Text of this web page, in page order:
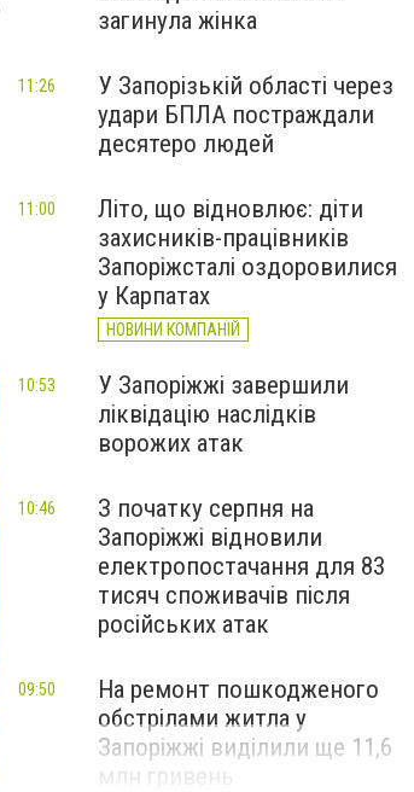
загинула жінка
У Запорізькій області через
удари БПЛА постраждали
десятеро людей
11:26
Літо, що відновлює: діти
захисників-працівників
Запоріжсталі оздоровилися
у Карпатах
НОВИНИ КОМПАНІЙ
11:00
У Запоріжжі завершили
ліквідацію наслідків
ворожих атак
10:53
З початку серпня на
Запоріжжі відновили
електропостачання для 83
тисяч споживачів після
російських атак
10:46
На ремонт пошкодженого
обстрілами житла у
Запоріжжі виділили ще 11,6
млн гривень
09:50